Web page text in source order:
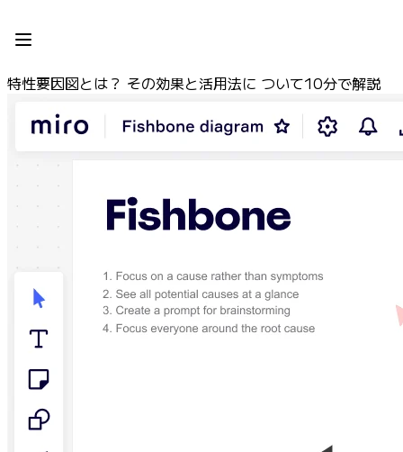
インテリジェント キャンバス
フロー
プロトタイプとワイヤーフレーム
Engage
AI Workflows
コネクター
AI プレイブックを見る
MCP サーバー
ブループリント
インテグレーション
特性要因図とは？ その効果と活用法に ついて10分で解説